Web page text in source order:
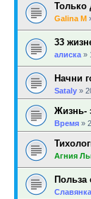
Только
Galina M
33
алиска »
Начни
Sataly »
Жизнь-
Время »
Агния
Польза
Славянка